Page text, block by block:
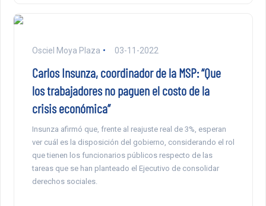
Osciel Moya Plaza 03-11-2022
Carlos Insunza, coordinador de la MSP: “Que
los trabajadores no paguen el costo de la
crisis económica”
Insunza afirmó que, frente al reajuste real de 3%, esperan
ver cuál es la disposición del gobierno, considerando el rol
que tienen los funcionarios públicos respecto de las
tareas que se han planteado el Ejecutivo de consolidar
derechos sociales.